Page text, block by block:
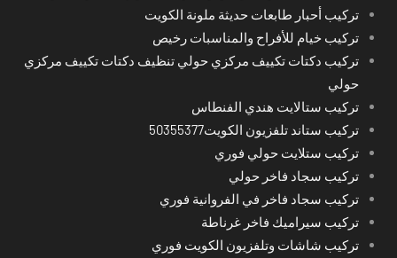
تركيب أحبار طابعات حديثة ملونة الكويت
تركيب خيام للأفراح والمناسبات رخيص
تركيب دكتات تكييف مركزي حولي تنظيف دكتات تكييف مركزي
حولي
تركيب ستالايت هندي الفنطاس
تركيب ستاند تلفزيون الكويت50355377
تركيب ستلايت حولي فوري
تركيب سجاد فاخر حولي
تركيب سجاد فاخر في الفروانية فوري
تركيب سيراميك فاخر غرناطة
تركيب شاشات وتلفزيون الكويت فوري